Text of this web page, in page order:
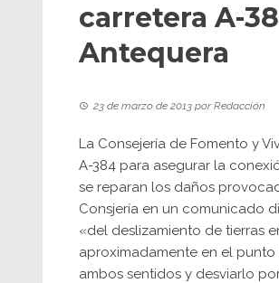
carretera A-
Antequera
23 de marzo de 2013 porRedacción
La Consejería de Fomento y
A-384 para asegurar la
se reparan los daños
Consjería en un comunicado
«del deslizamiento de tierras
aproximadamente en el
ambos sentidos y desviarlo